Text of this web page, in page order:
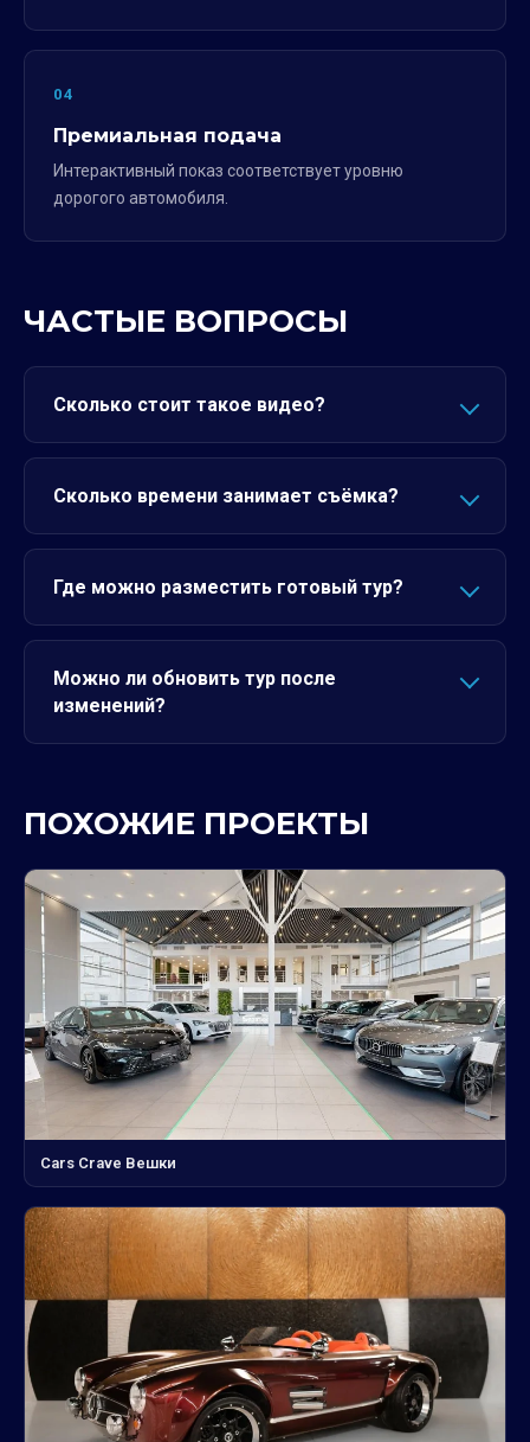
04
Премиальная подача
Интерактивный показ соответствует уровню
дорогого автомобиля.
ЧАСТЫЕ ВОПРОСЫ
Сколько стоит такое видео?
Сколько времени занимает съёмка?
Где можно разместить готовый тур?
Можно ли обновить тур после
изменений?
ПОХОЖИЕ ПРОЕКТЫ
Cars Crave Вешки